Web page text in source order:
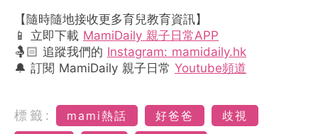
【隨時隨地接收更多育兒教育資訊】
📱 立即下載 MamiDaily 親子日常APP
🤱🏻 追蹤我們的 Instagram: mamidaily.hk
🔔 訂閱 MamiDaily 親子日常 Youtube頻道
標籤: mami熱話 好爸爸
歧視